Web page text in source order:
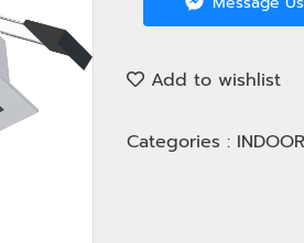
Add to wishlist
Categories :